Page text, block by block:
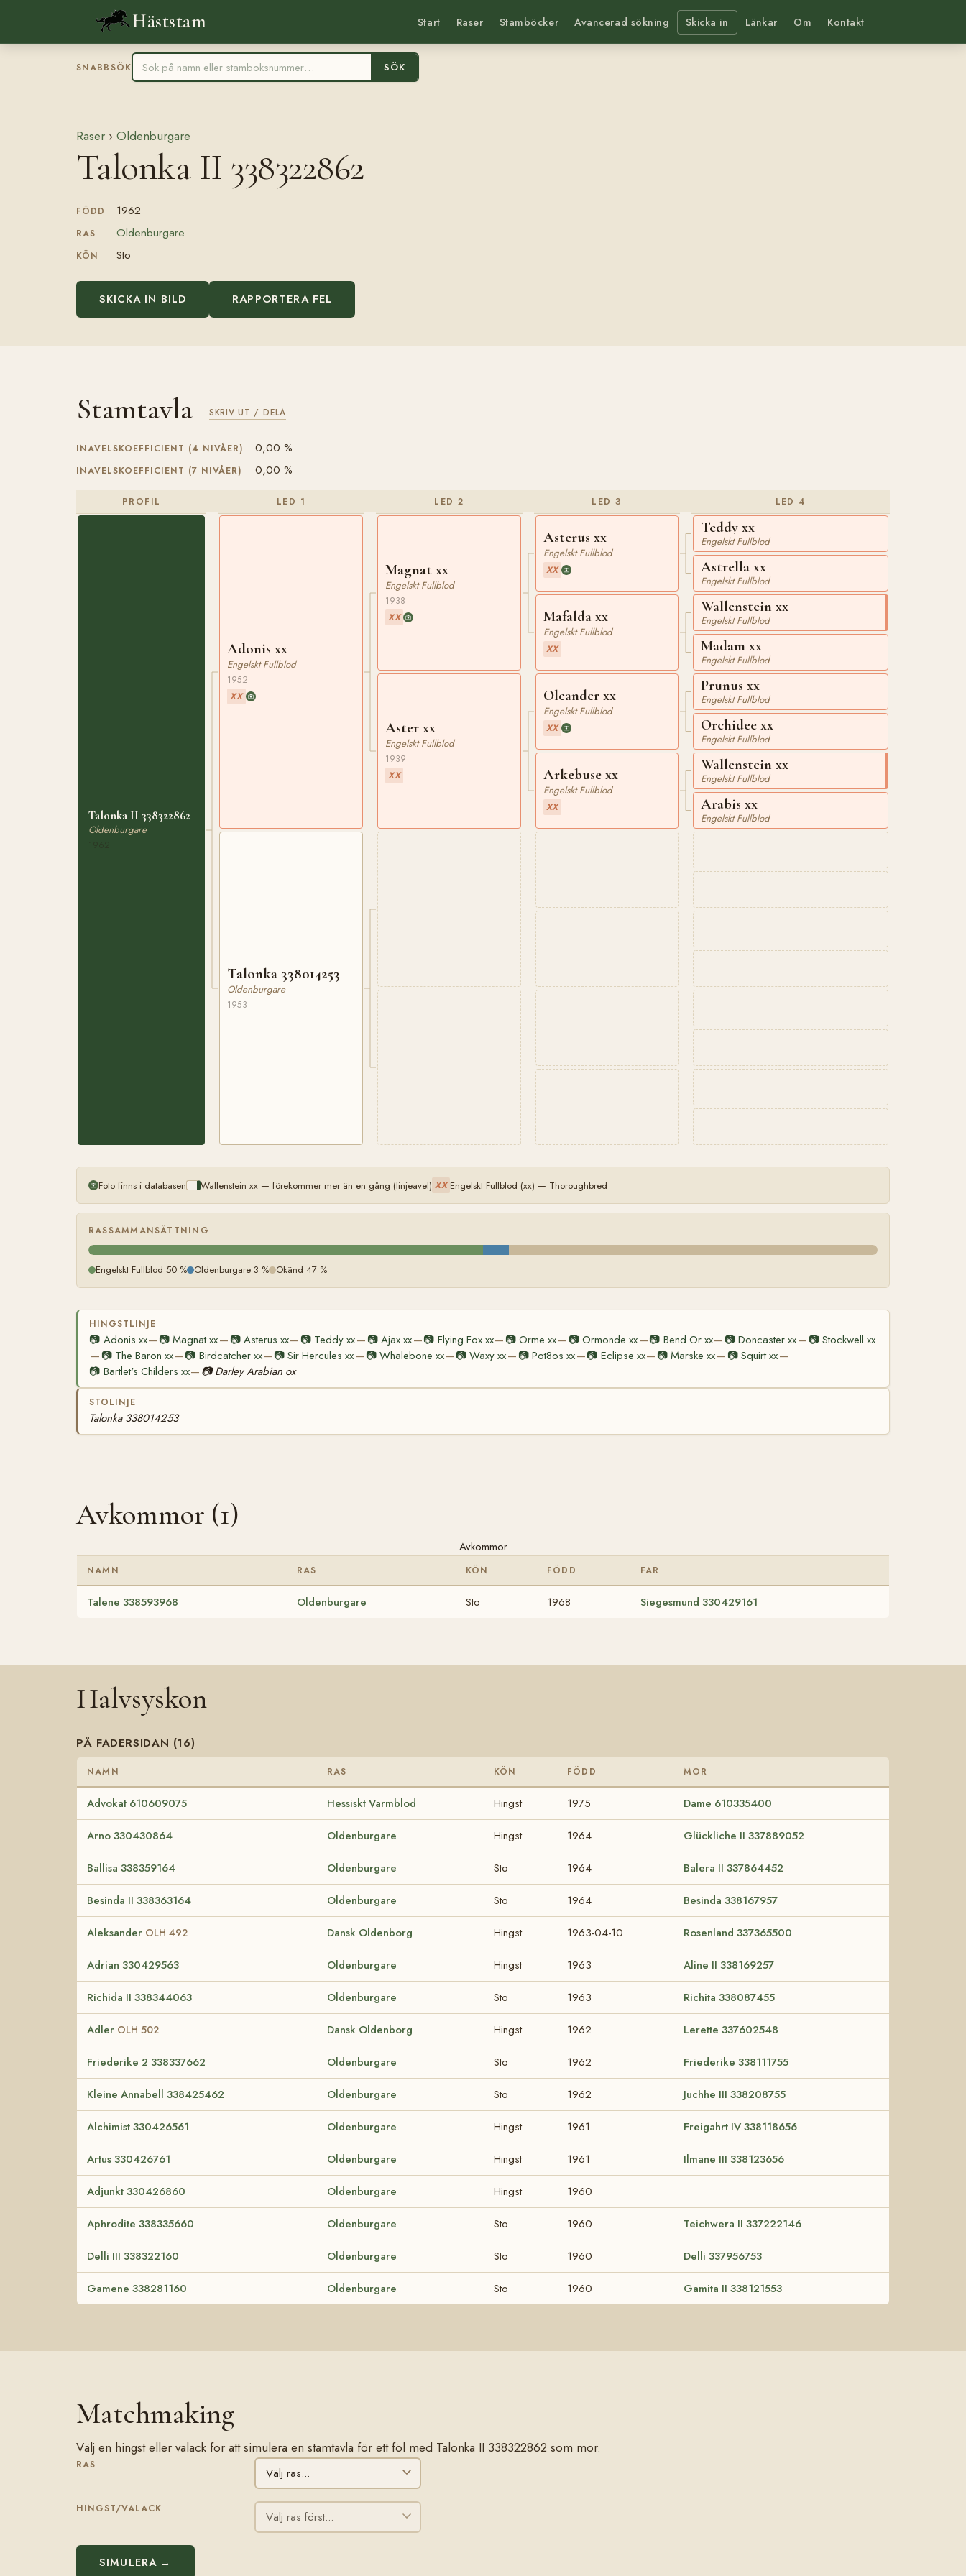
Häststam Start Raser Stamböcker Avancerad sökning Skicka in Länkar Om Kontakt
SNABBSÖK SÖK
Raser › Oldenburgare
Talonka II 338322862
FÖDD 1962
RAS Oldenburgare
KÖN Sto
SKICKA IN BILD RAPPORTERA FEL
Stamtavla SKRIV UT / DELA
INAVELSKOEFFICIENT (4 NIVÅER) 0,00 %
INAVELSKOEFFICIENT (7 NIVÅER) 0,00 %
PROFIL
Talonka II 338322862
Oldenburgare
LED 1
Adonis xx
Engelskt Fullblod
1952
XX
Talonka 338014253
Oldenburgare
1953
LED 2
Magnat xx
Engelskt Fullblod
1938
XX
Aster xx
Engelskt Fullblod
1939
XX
LED 3
Asterus xx
Engelskt Fullblod
XX
Mafalda xx
Engelskt Fullblod
XX
Oleander xx
Engelskt Fullblod
XX
Arkebuse xx
Engelskt Fullblod
XX
LED 4
Teddy xx
Engelskt Fullblod
Astrella xx
Engelskt Fullblod
Wallenstein xx
Engelskt Fullblod
Madam xx
Engelskt Fullblod
Prunus xx
Engelskt Fullblod
Orchidee xx
Engelskt Fullblod
Wallenstein xx
Engelskt Fullblod
Arabis xx
Engelskt Fullblod
Foto finns i databasen Wallenstein xx — förekommer mer än en gång (linjeavel) XX Engelskt Fullblod (xx) — Thoroughbred
RASSAMMANSÄTTNING
Engelskt Fullblod 50 % Oldenburgare 3 % Okänd 47 %
HINGSTLINJE
📷 Adonis xx— 📷Magnat xx— 📷 Asterus xx— 📷 Teddy xx— 📷Ajax xx—📷 Flying Fox xx— 📷Orme xx— 📷Ormonde xx—📷 Bend Or xx— 📷Doncaster xx— 📷 Stockwell xx
— 📷 The Baron xx—📷 Birdcatcher xx— 📷Sir Hercules xx— 📷 Whalebone xx— 📷 Waxy xx— 📷Pot8os xx—📷 Eclipse xx— 📷Marske xx— 📷Squirt xx—
📷 Bartlet's Childers xx— 📷 Darley Arabian ox
STOLINJE
Talonka 338014253
Avkommor (1)
Avkommor
NAMN RAS KÖN FÖDD FAR
Talene 338593968 Oldenburgare Sto 1968 Siegesmund 330429161
Halvsyskon
PÅ FADERSIDAN (16)
NAMN RAS KÖN FÖDD MOR
Advokat 610609075 Hessiskt Varmblod Hingst 1975 Dame 610335400
Arno 330430864 Oldenburgare Hingst 1964 Glückliche II 337889052
Ballisa 338359164 Oldenburgare Sto 1964 Balera II 337864452
Besinda II 338363164 Oldenburgare Sto 1964 Besinda 338167957
Aleksander OLH 492 Dansk Oldenborg Hingst 1963-04-10 Rosenland 337365500
Adrian 330429563 Oldenburgare Hingst 1963 Aline II 338169257
Richida II 338344063 Oldenburgare Sto 1963 Richita 338087455
Adler OLH 502 Dansk Oldenborg Hingst 1962 Lerette 337602548
Friederike 2 338337662 Oldenburgare Sto 1962 Friederike 338111755
Kleine Annabell 338425462 Oldenburgare Sto 1962 Juchhe III 338208755
Alchimist 330426561 Oldenburgare Hingst 1961 Freigahrt IV 338118656
Artus 330426761 Oldenburgare Hingst 1961 Ilmane III 338123656
Adjunkt 330426860 Oldenburgare Hingst 1960
Aphrodite 338335660 Oldenburgare Sto 1960 Teichwera II 337222146
Delli III 338322160 Oldenburgare Sto 1960 Delli 337956753
Gamene 338281160 Oldenburgare Sto 1960 Gamita II 338121553
Matchmaking
Välj en hingst eller valack för att simulera en stamtavla för ett föl med Talonka II 338322862 som mor.
RAS
HINGST/VALACK
SIMULERA →